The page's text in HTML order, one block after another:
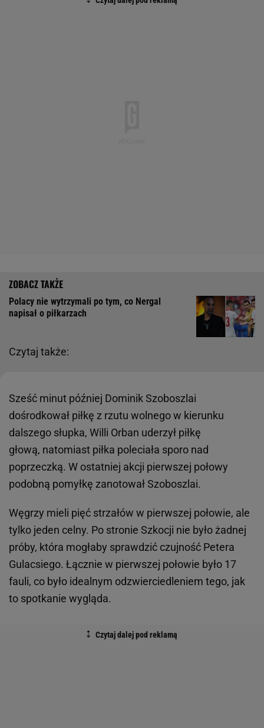
Czytaj także:
Polacy nie wytrzymali po tym, co Nergal
napisał o piłkarzach
Sześć minut później Dominik Szoboszlai
dośrodkował piłkę z rzutu wolnego w kierunku
dalszego słupka, Willi Orban uderzył piłkę
głową, natomiast piłka poleciała sporo nad
poprzeczką. W ostatniej akcji pierwszej połowy
podobną pomyłkę zanotował Szoboszlai.
Węgrzy mieli pięć strzałów w pierwszej połowie, ale
tylko jeden celny. Po stronie Szkocji nie było żadnej
próby, która mogłaby sprawdzić czujność Petera
Gulacsiego. Łącznie w pierwszej połowie było 17
fauli, co było idealnym odzwierciedleniem tego, jak
to spotkanie wygląda.